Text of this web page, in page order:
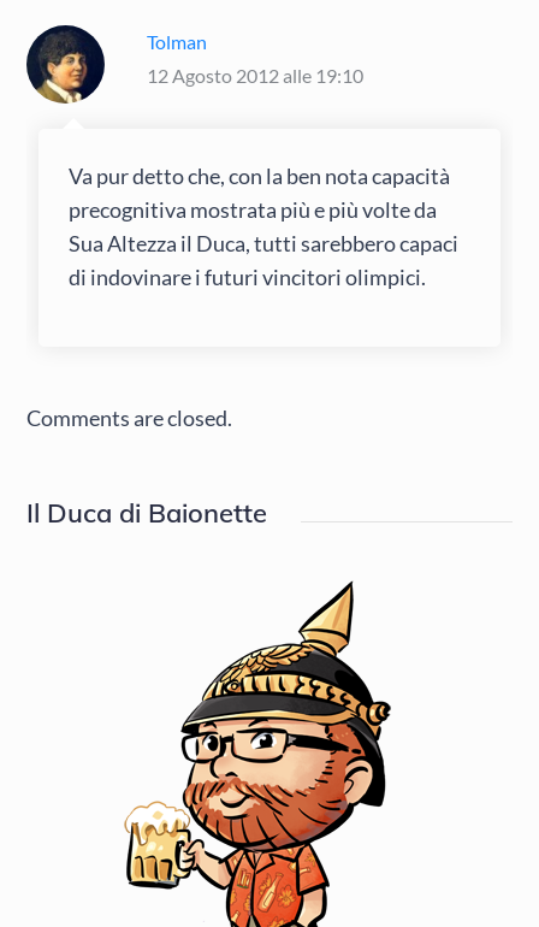
Tolman
12 Agosto 2012 alle 19:10
Va pur detto che, con la ben nota capacità
precognitiva mostrata più e più volte da
Sua Altezza il Duca, tutti sarebbero capaci
di indovinare i futuri vincitori olimpici.
Comments are closed.
Il Duca di Baionette